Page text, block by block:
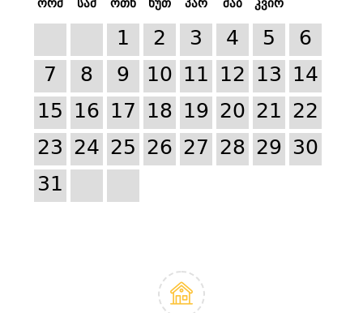
ორშ სამ ოთხ ხუთ პარ შაბ კვირ
1 2 3 4 5
6
7
8 9 10 11 12 13 14
15 16 17 18 19 20 21 22
23 24 25 26 27 28 29 30
31